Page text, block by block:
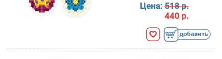
Цена:518 р.
440 р.